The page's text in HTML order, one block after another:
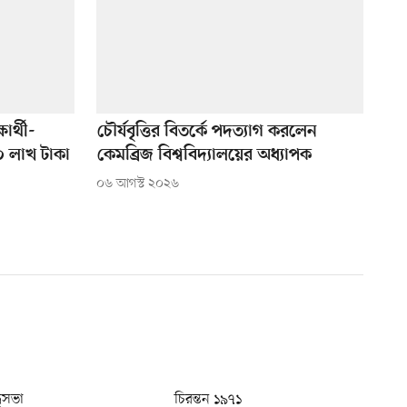
লাখ টাকা
চৌর্যবৃত্তির বিতর্কে পদত্যাগ করলেন
কেমব্রিজ বিশ্ববিদ্যালয়ের অধ্যাপক
০৬ আগস্ট ২০২৬
চিরন্তন ১৯৭১